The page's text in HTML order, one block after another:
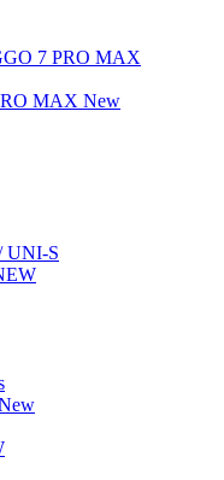
7 PRO MAX
MAX New
UNI-S